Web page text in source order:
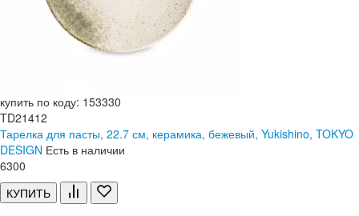
купить по коду: 153330
TD21412
Тарелка для пасты, 22.7 см, керамика, бежевый, Yukishino, TOKYO
DESIGN Есть в наличии
6300
КУПИТЬ